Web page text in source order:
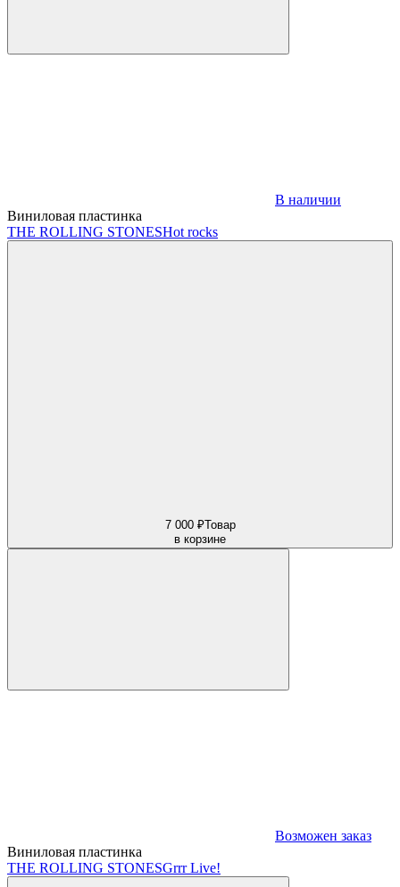
В наличии
Виниловая пластинка
THE ROLLING STONESHot rocks
7 000 ₽Товар
в корзине
Возможен заказ
Виниловая пластинка
THE ROLLING STONESGrrr Live!